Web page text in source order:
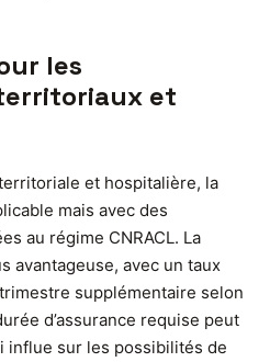
les
et
et hospitalière, la
mais avec des
au régime CNRACL. La
avantageuse, avec un taux
supplémentaire selon
d’assurance requise peut
influe sur les possibilités de